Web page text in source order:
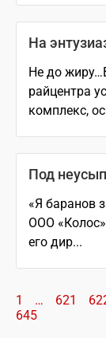
На
Не до
райцентра
комплекс,
Под
«Я баранов
ООО
его дир...
1 … 621
645